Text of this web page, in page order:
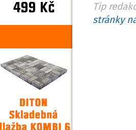
Tip
stránky